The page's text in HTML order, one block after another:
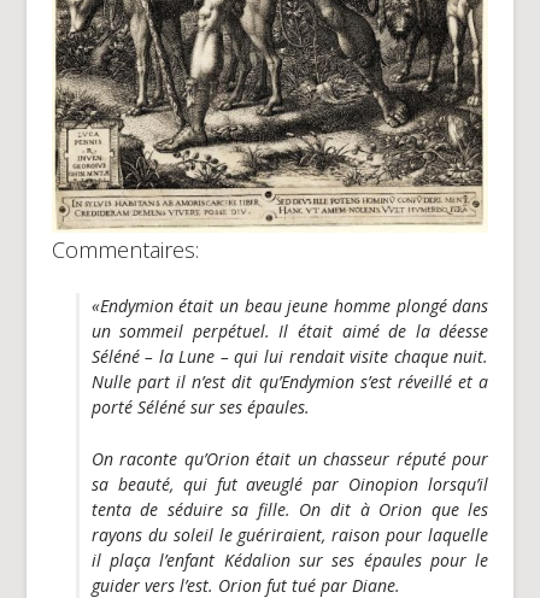
Commentaires:
«Endymion était un beau jeune homme plongé dans
un sommeil perpétuel. Il était aimé de la déesse
Séléné – la Lune – qui lui rendait visite chaque nuit.
Nulle part il n’est dit qu’Endymion s’est réveillé et a
porté Séléné sur ses épaules.
On raconte qu’Orion était un chasseur réputé pour
sa beauté, qui fut aveuglé par Oinopion lorsqu’il
tenta de séduire sa fille. On dit à Orion que les
rayons du soleil le guériraient, raison pour laquelle
il plaça l’enfant Kédalion sur ses épaules pour le
guider vers l’est. Orion fut tué par Diane.